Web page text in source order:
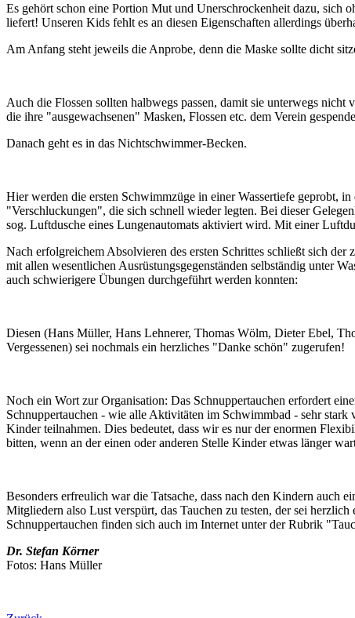
Es gehört schon eine Portion Mut und Unerschrockenheit dazu, sich
liefert! Unseren Kids fehlt es an diesen Eigenschaften allerdings
Am Anfang steht jeweils die Anprobe, denn die Maske sollte dicht
Auch die Flossen sollten halbwegs passen, damit sie unterwegs
die ihre "ausgewachsenen" Masken, Flossen etc. dem Verein
Danach geht es in das Nichtschwimmer-Becken.
Hier werden die ersten Schwimmzüge in einer Wassertiefe geprobt,
"Verschluckungen", die sich schnell wieder legten. Bei dieser
sog. Luftdusche eines Lungenautomats aktiviert wird. Mit einer
Nach erfolgreichem Absolvieren des ersten Schrittes schließt sich
mit allen wesentlichen Ausrüstungsgegenständen selbständig unter
auch schwierigere Übungen durchgeführt werden konnten:
Diesen (Hans Müller, Hans Lehnerer, Thomas Wölm, Dieter Ebel,
Vergessenen) sei nochmals ein herzliches "Danke schön" zugerufen!
Noch ein Wort zur Organisation: Das Schnuppertauchen erfordert
Schnuppertauchen - wie alle Aktivitäten im Schwimmbad - sehr
Kinder teilnahmen. Dies bedeutet, dass wir es nur der enormen
bitten, wenn an der einen oder anderen Stelle Kinder etwas länger
Besonders erfreulich war die Tatsache, dass nach den Kindern auch
Mitgliedern also Lust verspürt, das Tauchen zu testen, der sei
Schnuppertauchen finden sich auch im Internet unter der Rubrik
Dr. Stefan Körner
Fotos: Hans Müller